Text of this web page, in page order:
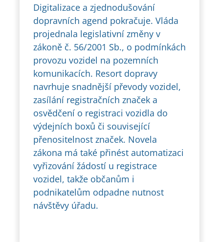
Digitalizace a zjednodušování
dopravních agend pokračuje. Vláda
projednala legislativní změny v
zákoně č. 56/2001 Sb., o podmínkách
provozu vozidel na pozemních
komunikacích. Resort dopravy
navrhuje snadnější převody vozidel,
zasílání registračních značek a
osvědčení o registraci vozidla do
výdejních boxů či související
přenositelnost značek. Novela
zákona má také přinést automatizaci
vyřizování žádostí u registrace
vozidel, takže občanům i
podnikatelům odpadne nutnost
návštěvy úřadu.